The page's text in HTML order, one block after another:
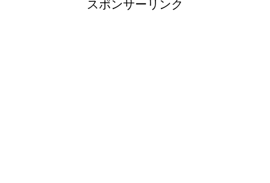
スポンサーリンク